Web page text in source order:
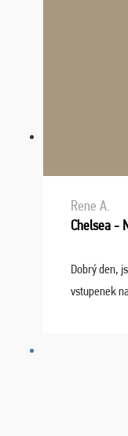
Rene A.
Chelsea -
Dobrý den,
vstupenek